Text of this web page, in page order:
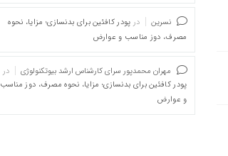
نسرین در پودر کافئین برای بدنسازی؛ مزایا، نحوه
مصرف، دوز مناسب و عوارض
مهران محمدپور سرای کارشناس ارشد بیوتکنولوژی
در
پودر کافئین برای بدنسازی؛ مزایا، نحوه مصرف، دوز مناسب
و عوارض